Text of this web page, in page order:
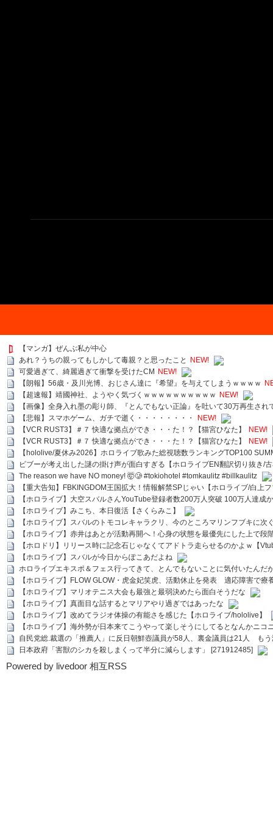
【マンガ】ぜんぶ私が中心
あれ？うちの親ってもしかして毒親？と思ったこと
NEW!
可愛過ぎて、綺麗過ぎて衝撃を受けたCM
NEW!
【朗報】56歳・及川光博、おじさん達に『希望』を与えてしまうｗｗｗｗ
【超速報】靖國神社、ようやく気づくｗｗｗｗｗｗｗｗｗｗ
NEW!
【画像】全身入れ墨の彫り師、『とんでもない正論』を吐いて30万再生され
【悲報】スマホゲーム、ガチで逝く・・・・・・・・
NEW!
【VCR RUST3】＃７ 快適な拠点ができ・・・た！？【猫宮ひなた】
NEW!
【VCR RUST3】＃７ 快適な拠点ができ・・・た！？【猫宮ひなた】
NEW!
【hololive/夏休み2026】ホロライブ歌みた総視聴数ランキングTOP100
ビブーが考え出した謎の掛け声が面白すぎる【ホロライブEN翻訳切り抜き/
The reason we have NO money! 🤯🥲 #tokiohotel #tomkaulitz #billkaulitz
【重大告知】FBKINGDOM王国拡大！情報解禁SPじゃい【ホロライブ/白上
【ホロライブ】大空スバルさんYouTube登録者数200万人突破 100万人達成
【ホロライブ】みこち、本日復活【さくらみこ】
【ホロライブ】スバルのトモコレキャラクリ、今のところマリンフブキに
【ホロライブ】赤井はあとが活動再開へ！心身の状態を最優先にした上で段
【ホロドリ】リリース時に記念石じゃなくてアドトラ走らせるのかよｗ【
【ホロライブ】スバルが今日からぽこあだよね
ホロライブエキスポ＆フェス行ってきて、とんでもないことに気付いたんだ
【ホロライブ】FLOW GLOW・虎金妃笑虎、活動休止を発表 適応障害で療
【ホロライブ】マリオテニス大会も最強と最弱決めたら面白そうだな
【ホロライブ】真面目な話するとマリアやり過ぎではあったな
【ホロライブ】改めてラジオ体操の有能さを感じた【ホロライブ/hololive】
【ホロライブ】海外勢が日本来てこうやって楽しそうにしてるとなんかニコ
自民党総.裁選の「推薦人」に反日朝鮮壺議員が58人、裏金議員は21人 も
日本政府「害獣のシカを殺しまくって半分に減らします」 [271912485]
Powered by livedoor 相互RSS